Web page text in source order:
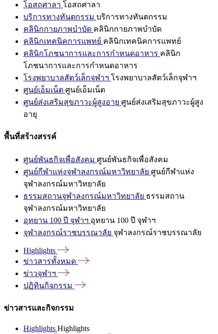
โอสถศาลา โอสถศาลา
บริการทางทันตกรรม บริการทางทันตกรรม
คลินิกกายภาพบำบัด คลินิกกายภาพบำบัด
คลินิกเทคนิคการแพทย์ คลินิกเทคนิคการแพทย์
คลินิกโภชนาการและการกำหนดอาหาร คลินิก
โภชนาการและการกำหนดอาหาร
โรงพยาบาลสัตว์เล็กจุฬาฯ โรงพยาบาลสัตว์เล็กจุฬาฯ
ศูนย์เอ็มเน็ต ศูนย์เอ็มเน็ต
ศูนย์ส่งเสริมสุขภาวะผู้สูงอายุ ศูนย์ส่งเสริมสุขภาวะผู้สูง
อายุ
พื้นที่สร้างสรรค์
ศูนย์พันธกิจเพื่อสังคม ศูนย์พันธกิจเพื่อสังคม
ศูนย์กีฬาแห่งจุฬาลงกรณ์มหาวิทยาลัย ศูนย์กีฬาแห่ง
จุฬาลงกรณ์มหาวิทยาลัย
ธรรมสถานจุฬาลงกรณ์มหาวิทยาลัย ธรรมสถาน
จุฬาลงกรณ์มหาวิทยาลัย
อุทยาน 100 ปี จุฬาฯ อุทยาน 100 ปี จุฬาฯ
จุฬาลงกรณ์ราชบรรณาลัย จุฬาลงกรณ์ราชบรรณาลัย
Highlights
ข่าวสารทั้งหมด
ข่าวจุฬาฯ
ปฏิทินกิจกรรม
ข่าวสารและกิจกรรม
Highlights Highlights